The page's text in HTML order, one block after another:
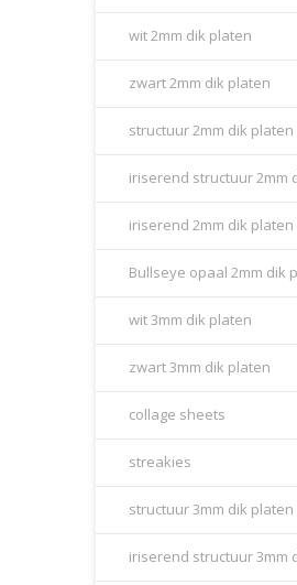
wit 2mm dik platen
zwart 2mm dik platen
structuur 2mm dik platen
iriserend structuur 2mm
iriserend 2mm dik platen
Bullseye opaal 2mm dik
wit 3mm dik platen
zwart 3mm dik platen
collage sheets
streakies
structuur 3mm dik platen
iriserend structuur 3mm